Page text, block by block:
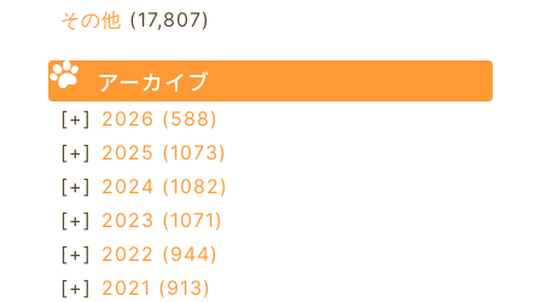
その他 (17,807)
アーカイブ
[+] 2026 (588)
[+] 2025 (1073)
[+] 2024 (1082)
[+] 2023 (1071)
[+] 2022 (944)
[+] 2021 (913)